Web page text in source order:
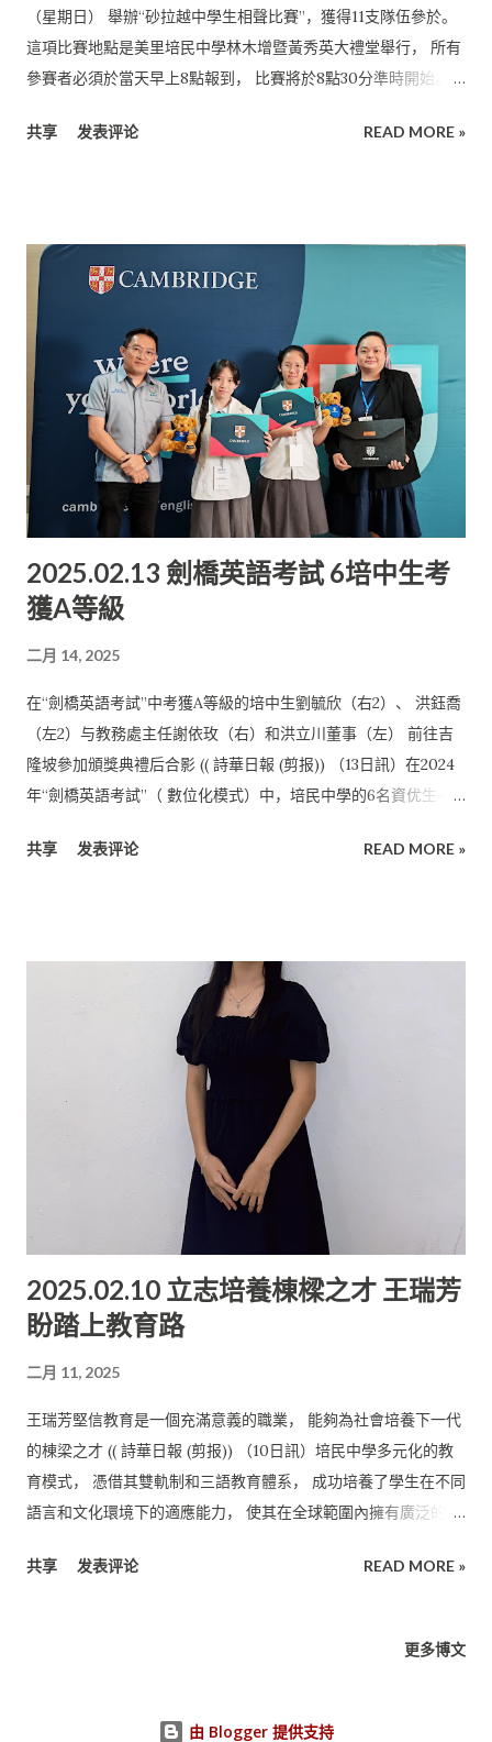
獎盃亦成為選手們寶貴的榮譽象徵，激勵他們不斷前進。
（星期日） 舉辦“砂拉越中學生相聲比賽”，獲得11支隊伍參於。
這項比賽地點是美里培民中學林木增暨黃秀英大禮堂舉行， 所有
參賽者必須於當天早上8點報到， 比賽將於8點30分準時開始。
佳逗哏獎和最佳捧哏獎，優勝者將獲得獎盃和獎狀。 評分標準
逸萍稱， 辦相聲比賽旨在為砂拉越學生提供一個展示才藝和鍛鍊
自信的平台， 並希望能通過這一活動激發更多學生對傳統文化的
興趣。 她表示，相聲作為一種具有深厚文化底蘊的表演藝術， 不
僅能夠培養學生的語言表達能力， 還能幫助他們提升團隊合作和
舞台表現力。 她說，參賽學生將有機會通過比賽結識其他學校的
同學， 促進交流經驗。
共享 发表评论 READ MORE »
2025.02.13 劍橋英語考試 6培中生考
獲A等級
二月 14, 2025
在“劍橋英語考試”中考獲A等級的培中生劉毓欣（右2）、 洪鈺喬
（左2）与教務處主任謝依玫（右）和洪立川董事（左） 前往吉
隆坡參加頒獎典禮后合影 (( 詩華日報 (剪报)) （13日訊）在2024
年“劍橋英語考試”（ 數位化模式）中，培民中學的6名資优生——
A等級。 他們在全年超過1万名考生中脫穎而出， 躋身全國93名A
6名學生受邀前往吉隆坡， 參加由劍橋英語与尊迪奧國際教育机
构（GPEX） 聯合舉辦的頒獎典禮。 尊迪奧國際教育机构是劍橋
英語委任為全馬唯一白金級考試中心。 2019年，培民中學与尊迪
奧國際教育机构簽署合作協議， 正式在校內推行國際認證的劍橋
英語課程。 學生若在劍橋英語C1 Advanced考試中獲得了合格成
績（Grade C或以上），在申請國外大學時可免考雅思。 培民中
學是合格的劍橋英語考試中心， 開放予培民中學在籍學生及大眾
報名參加， 有興趣參与這一項考試的社會人士可聯絡校方。 劉毓
欣在參加頒獎典禮后表示：“通過參加劍橋英語考試， 我更好地
認識了自己的英語水平， 這對我未來申請大學具有重要的參考价
值。” 洪鈺喬則稱，她在為劍橋英語考試做准備的過程中， 明顯
感覺到自己英語水平的提升。 她很感激所有在她參加考試期間給
生個人努力的成果， 也是該校与尊迪奧國際教育机构緊密合作的
体現。 該校將繼續致力于為學生提供优質的英語教育， 幫助他們
提升語言能力，為未來的學術和職業發展奠定堅實基礎。 “這是
本校學生首次參加劍橋英語數位化考試。根据考試要求， 考場需
按考生人數配備充足的電腦設備。在此， 我們衷心感謝美里國會
持。” 她表示，培中不僅重視華語文的文化傳承， 同時加強學生
視野和跨文化交流能力的未來領袖。 該校繼續拓展和深化与國際
共享 发表评论 READ MORE »
2025.02.10 立志培養棟樑之才 王瑞芳
盼踏上教育路
二月 11, 2025
王瑞芳堅信教育是一個充滿意義的職業， 能夠為社會培養下一代
的棟梁之才 (( 詩華日報 (剪报)) （10日訊）培民中學多元化的教
育模式， 憑借其雙軌制和三語教育體系， 成功培養了學生在不同
語言和文化環境下的適應能力， 使其在全球範圍內擁有廣泛的升
後， 在培中繼續求學，並在2020年順利畢業。目前， 她在古晉
雙軌制使學生同時擁有大馬教育文憑（SPM） 和獨中統考文憑
共享 发表评论 READ MORE »
更多博文
由 Blogger 提供支持